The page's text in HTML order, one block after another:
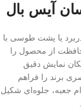
آیس بال
یا پشت طوسی با
از محصول را
نمایش دقیق
برند را فراهم
جعبه، جلوه‌ای شکیل